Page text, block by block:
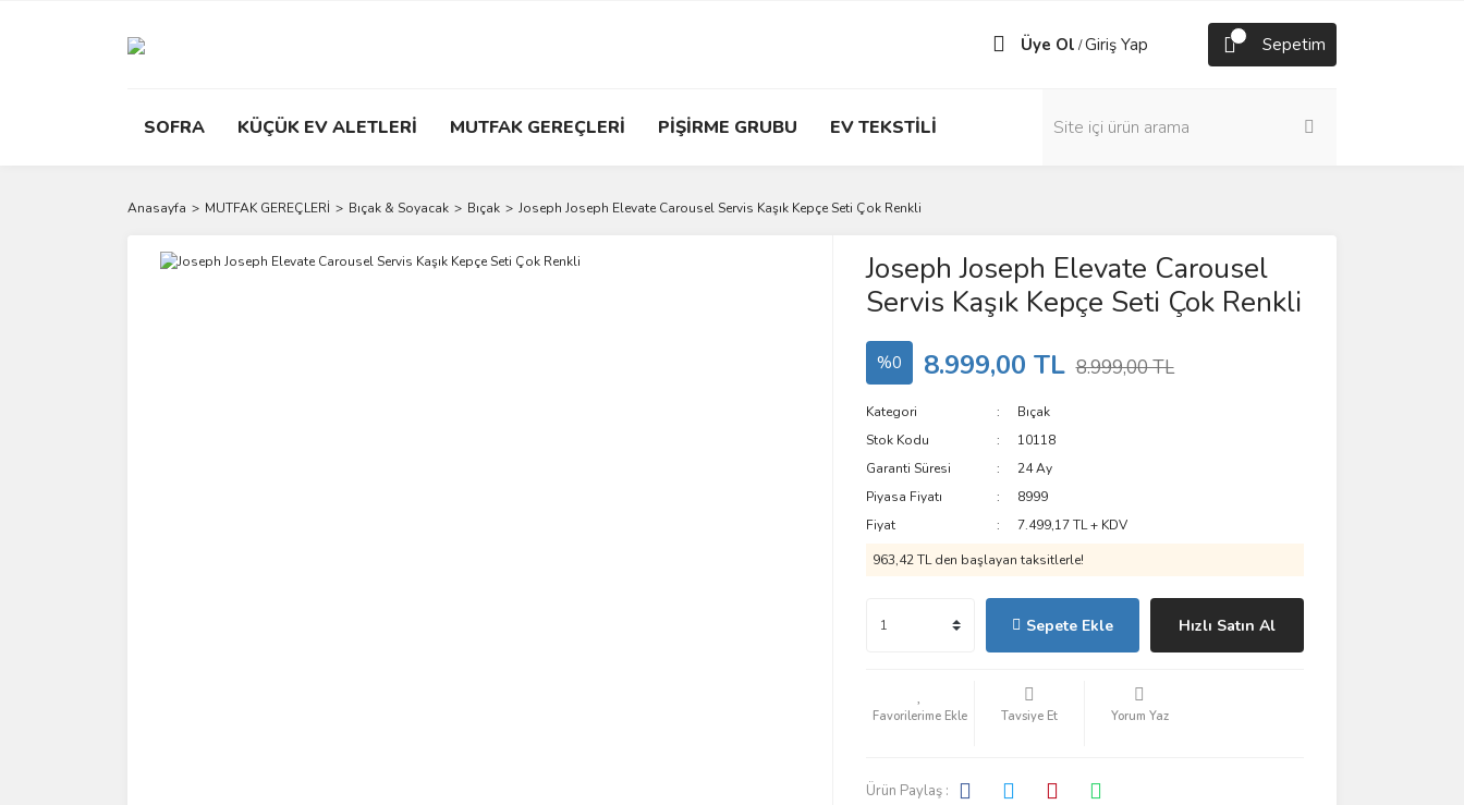
Üye Ol /Giriş Yap Sepetim
SOFRA KÜÇÜK EV ALETLERİ MUTFAK GEREÇLERİ PİŞİRME GRUBU EV TEKSTİLİ
Anasayfa MUTFAK GEREÇLERİ Bıçak & Soyacak Bıçak Joseph Joseph Elevate Carousel Servis Kaşık Kepçe Seti Çok Renkli
Joseph Joseph Elevate Carousel
Servis Kaşık Kepçe Seti Çok Renkli
%0 8.999,00 TL 8.999,00 TL
Kategori
Bıçak
Stok Kodu
10118
Garanti Süresi
24 Ay
Piyasa Fiyatı
8999
Fiyat
7.499,17 TL + KDV
963,42 TL den başlayan taksitlerle!
Sepete Ekle Hızlı Satın Al
Tavsiye Et Yorum Yaz
Ürün Paylaş :